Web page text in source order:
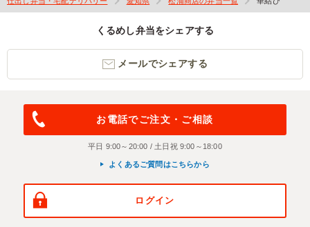
くるめし弁当をシェアする
メールでシェアする
お電話でご注文・ご相談
平日 9:00～20:00 / 土日祝 9:00～18:00
よくあるご質問はこちらから
ログイン